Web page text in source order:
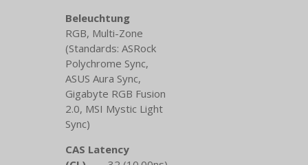
Beleuchtung
RGB, Multi-Zone
(Standards: ASRock
Polychrome Sync,
ASUS Aura Sync,
Gigabyte RGB Fusion
2.0, MSI Mystic Light
Sync)
CAS Latency